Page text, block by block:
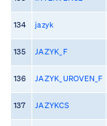
134 jazyk
135 JAZYK_F
136 JAZYK_UROVEN_F
137 JAZYKCS